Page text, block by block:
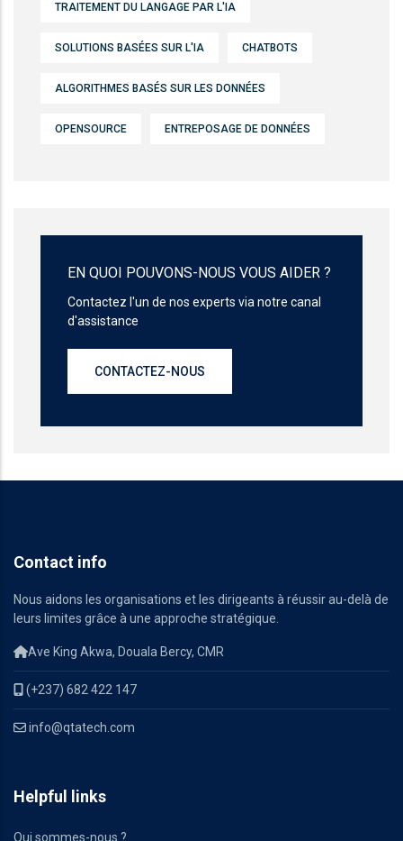
TRAITEMENT DU LANGAGE PAR L'IA
SOLUTIONS BASÉES SUR L'IA CHATBOTS
ALGORITHMES BASÉS SUR LES DONNÉES
OPENSOURCE ENTREPOSAGE DE DONNÉES
EN QUOI POUVONS-NOUS VOUS AIDER ?
Contactez l'un de nos experts via notre canal
d'assistance
CONTACTEZ-NOUS
Contact info
Nous aidons les organisations et les dirigeants à réussir au-delà de
leurs limites grâce à une approche stratégique.
Ave King Akwa, Douala Bercy, CMR
(+237) 682 422 147
info@qtatech.com
Helpful links
Qui sommes-nous ?